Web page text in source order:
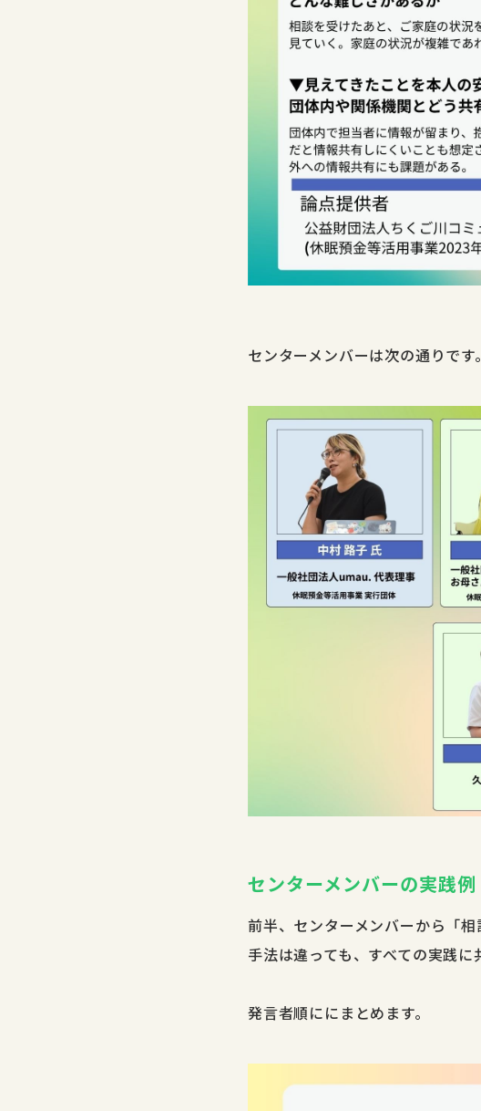
センターメンバーは次の通りです。
センターメンバーの実践例
前半、センターメンバーから「
手法は違っても、すべての実践
発言者順ににまとめます。